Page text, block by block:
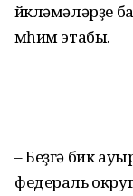
йөкләмәләрҙе
мөһим этабы.
– Беҙгә бик
федераль